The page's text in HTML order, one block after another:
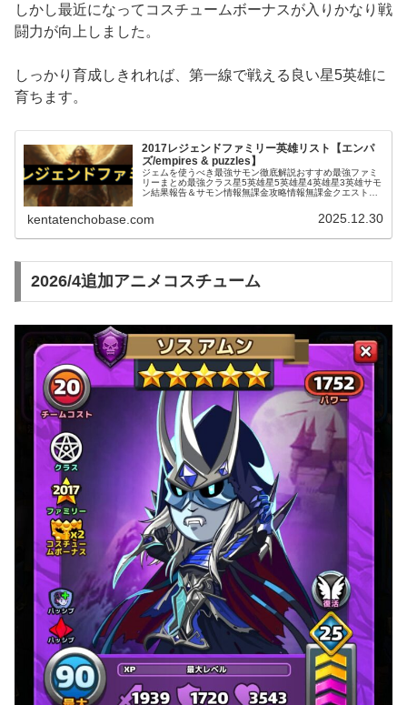
しかし最近になってコスチュームボーナスが入りかなり戦
闘力が向上しました。
しっかり育成しきれれば、第一線で戦える良い星5英雄に
育ちます。
2017レジェンドファミリー英雄リスト【エンパ
ズ/empires & puzzles】
ジェムを使うべき最強サモン徹底解説おすすめ最強ファミ
リーまとめ最強クラス星5英雄星5英雄星4英雄星3英雄サモ
ン結果報告＆サモン情報無課金攻略情報無課金クエスト攻
kentatenchobase.com 2025.12.30
2026/4追加アニメコスチューム